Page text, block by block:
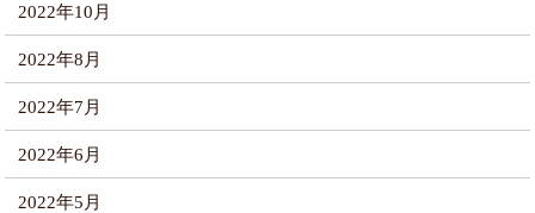
2022年10月
2022年8月
2022年7月
2022年6月
2022年5月